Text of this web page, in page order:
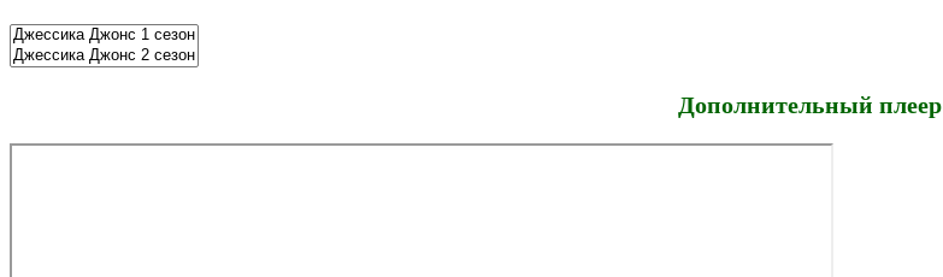
Дополнительный плеер